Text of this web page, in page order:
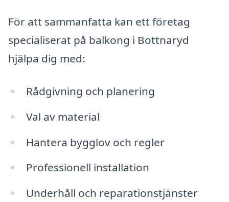
För att sammanfatta kan ett företag
specialiserat på balkong i Bottnaryd
hjälpa dig med:
Rådgivning och planering
Val av material
Hantera bygglov och regler
Professionell installation
Underhåll och reparationstjänster